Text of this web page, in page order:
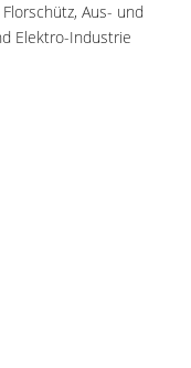
Aus- und
Elektro-Industrie